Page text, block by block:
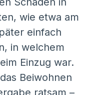
wie etwa am
einfach
in welchem
Einzug war.
Beiwohnen
ratsam –